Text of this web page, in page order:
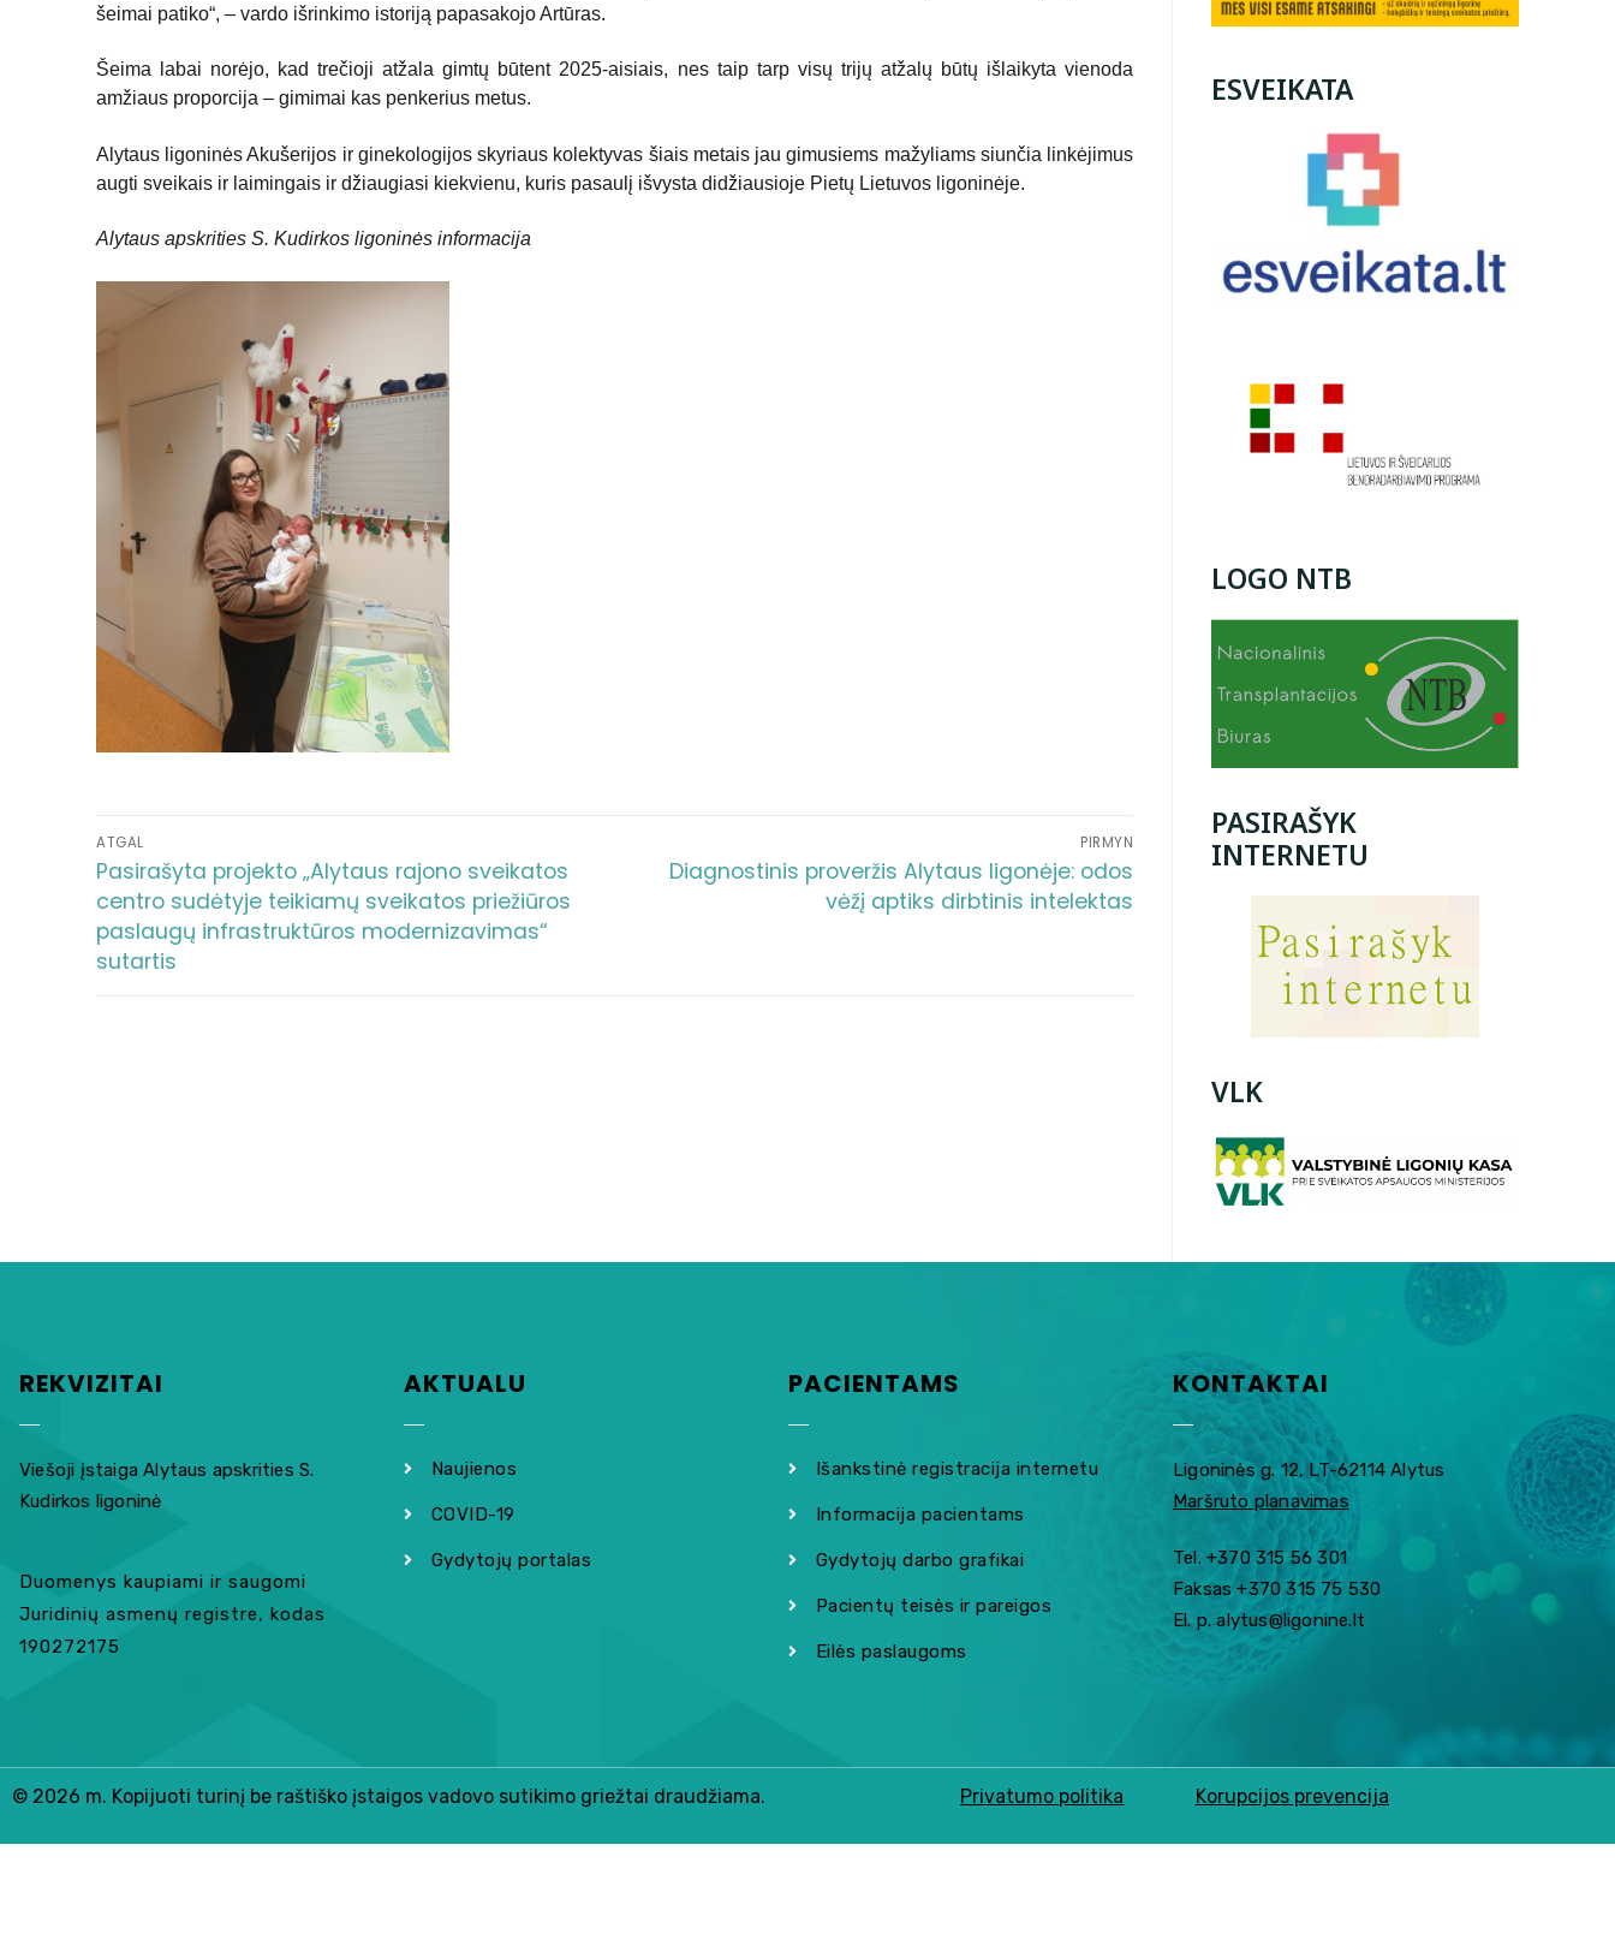
šeimai patiko“, – vardo išrinkimo istoriją papasakojo Artūras.
Šeima labai norėjo, kad trečioji atžala gimtų būtent 2025-aisiais, nes taip tarp visų trijų atžalų būtų išlaikyta vienoda
amžiaus proporcija – gimimai kas penkerius metus.
Alytaus ligoninės Akušerijos ir ginekologijos skyriaus kolektyvas šiais metais jau gimusiems mažyliams siunčia linkėjimus
augti sveikais ir laimingais ir džiaugiasi kiekvienu, kuris pasaulį išvysta didžiausioje Pietų Lietuvos ligoninėje.
Alytaus apskrities S. Kudirkos ligoninės informacija
ATGAL
Pasirašyta projekto „Alytaus rajono sveikatos
centro sudėtyje teikiamų sveikatos priežiūros
paslaugų infrastruktūros modernizavimas“
sutartis
PIRMYN
Diagnostinis proveržis Alytaus ligonėje: odos
vėžį aptiks dirbtinis intelektas
ESVEIKATA
LOGO NTB
PASIRAŠYK
INTERNETU
VLK
REKVIZITAI
Viešoji įstaiga Alytaus apskrities S.
Kudirkos ligoninė
Duomenys kaupiami ir saugomi
Juridinių asmenų registre, kodas
190272175
AKTUALU
Naujienos
COVID-19
Gydytojų portalas
PACIENTAMS
Išankstinė registracija internetu
Informacija pacientams
Gydytojų darbo grafikai
Pacientų teisės ir pareigos
Eilės paslaugoms
KONTAKTAI
Ligoninės g. 12, LT-62114 Alytus
Maršruto planavimas
Tel. +370 315 56 301
Faksas +370 315 75 530
El. p. alytus@ligonine.lt
© 2026 m. Kopijuoti turinį be raštiško įstaigos vadovo sutikimo griežtai draudžiama. Privatumo politika Korupcijos prevencija